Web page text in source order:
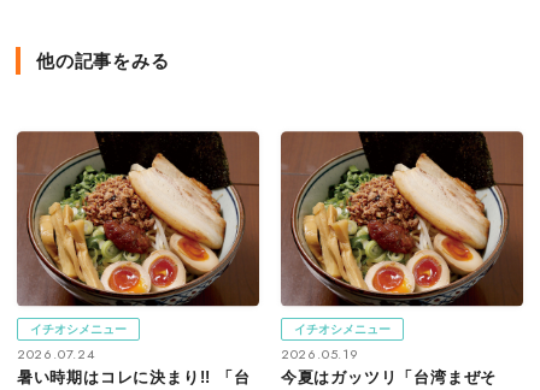
他の記事をみる
イチオシメニュー
2026.07.24
暑い時期はコレに決まり!! 「台
イチオシメニュー
2026.05.19
今夏はガッツリ「台湾まぜそ